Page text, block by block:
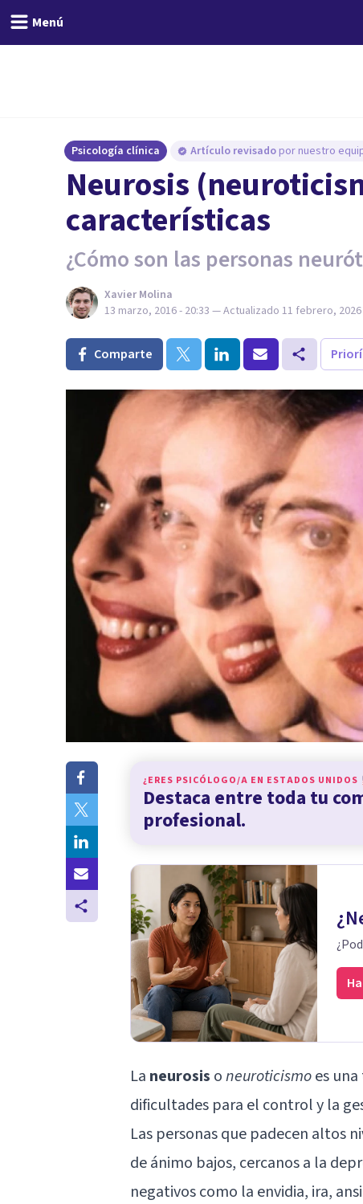
Menú
Psicología clínica Artículo revisado por nuestro
Neurosis
características
¿Cómo son las personas
Xavier Molina
13 marzo, 2016 - 20:33 — Actualizado 11 febrero, 2026
Comparte
¿ERES PSICÓLOGO/A EN ESTADOS UNIDOS
Destaca entre toda tu
profesional.
La neurosis oneuroticismoes
dificultades para el control y la
Las personas que padecen altos
de ánimo bajos, cercanos a la
negativos como la envidia, ira,